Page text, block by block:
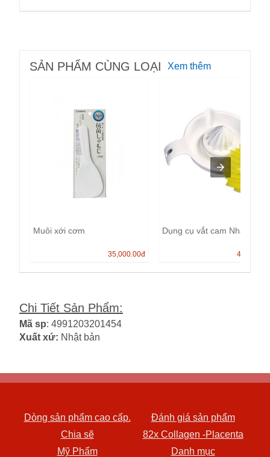
SẢN PHẨM CÙNG LOẠI Xem thêm
Muôi xới cơm
35,000.00đ
Dụng cụ vắt cam Nhật bản.
40,000.00
Chi Tiết Sản Phẩm:
Mã sp: 4991203201454
Xuất xứ: Nhật bản
Dòng sản phẩm cao cấp.
Đánh giá sản phẩm
Chia sẽ
82x Collagen -Placenta
Mỹ Phẩm
Danh mục